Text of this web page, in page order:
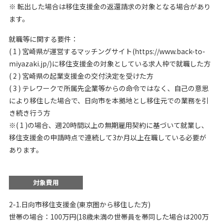
※ 転出した場合は移住支援金の返還請求の対象となる場合があり
ます。
就職等に関する要件：
( 1 ) 宮崎県が運営するマッチングサイト(https://www.back-to-
miyazaki.jp/)に移住支援金の対象としている求人枠で就職した方
( 2 ) 宮崎県の起業支援金の交付決定を受けた方
( 3 ) テレワークで所属先企業等からの命令ではなく、自己の意思
により移住した場合で、日向市を本拠地とし移住元での業務を引
き続き行う方
※( 1 )の場合、週20時間以上の無期雇用契約に基づいて就業し、
移住支援金の申請時点で連続して3か月以上在職している必要が
あります。
対象費用
2-1.日向市移住支援金(東京圏から移住した方)
世帯の場合：100万円(18歳未満の世帯員を帯同した場合は200万